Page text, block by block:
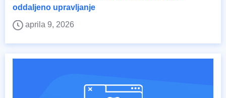
oddaljeno upravljanje
aprila 9, 2026